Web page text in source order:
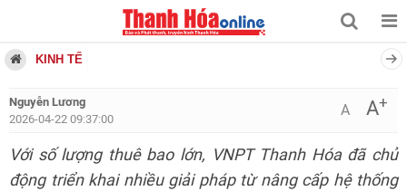
KINH TẾ
Nguyễn Lương
2026-04-22 09:37:00
A A+
Với số lượng thuê bao lớn, VNPT Thanh Hóa đã chủ
động triển khai nhiều giải pháp từ nâng cấp hệ thống